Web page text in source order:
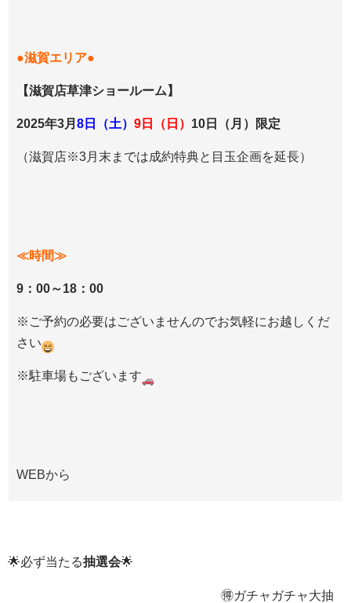
●滋賀エリア●
【滋賀店草津ショールーム】
2025年3月 8日（土） 9日（日） 10日（月）限定
（滋賀店※3月末までは成約特典と目玉企画を延長）
≪時間≫
9：00～18：00
※ご予約の必要はございませんのでお気軽にお越しくだ
さい
※駐車場もございます
WEBから
🌟必ず当たる抽選会🌟
🉐ガチャガチャ大抽